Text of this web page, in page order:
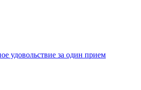
удовольствие за один прием